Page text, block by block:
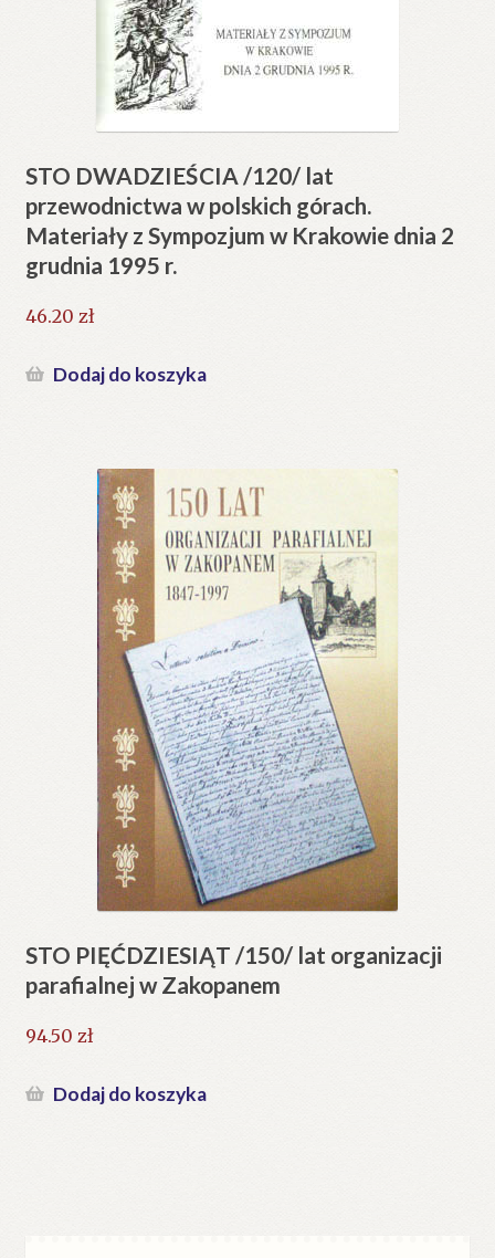
STO DWADZIEŚCIA /120/ lat
przewodnictwa w polskich górach.
Materiały z Sympozjum w Krakowie dnia 2
grudnia 1995 r.
46.20 zł
Dodaj do koszyka
STO PIĘĆDZIESIĄT /150/ lat organizacji
parafialnej w Zakopanem
94.50 zł
Dodaj do koszyka